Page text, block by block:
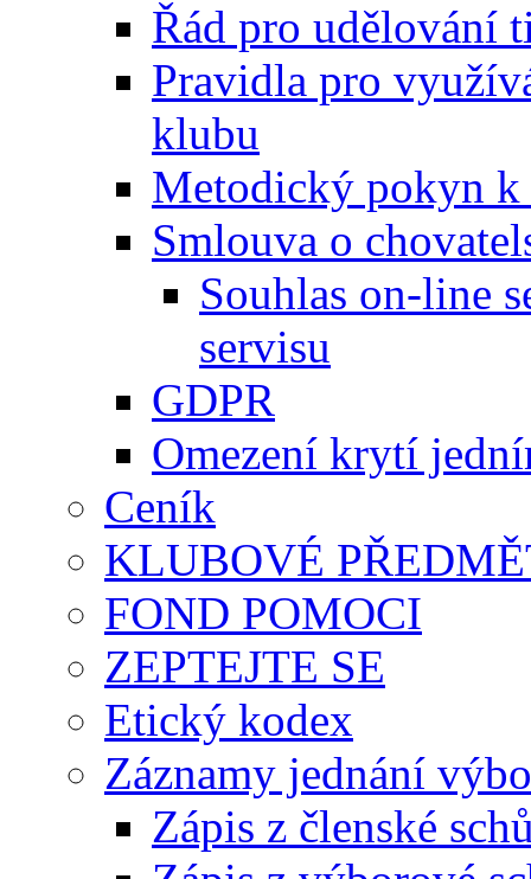
Řád pro udělování
Pravidla pro
klubu
Metodický pokyn k
Smlouva o
Souhlas on-line
servisu
GDPR
Omezení krytí
Ceník
KLUBOVÉ
FOND POMOCI
ZEPTEJTE SE
Etický kodex
Záznamy jednání
Zápis z členské